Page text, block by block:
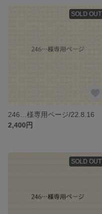
SOLD OUT
246…様専用ページ/22.8.16
2,400円
SOLD OUT